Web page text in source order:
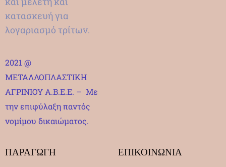
κατασκευή για
λογαριασμό τρίτων.
2021 @
ΜΕΤΑΛΛΟΠΛΑΣΤΙΚΗ
ΑΓΡΙΝΙΟΥ Α.Β.Ε.Ε. – Με
την επιφύλαξη παντός
νομίμου δικαιώματος.
ΠΑΡΑΓΩΓΗ ΕΠΙΚΟΙΝΩΝΙΑ